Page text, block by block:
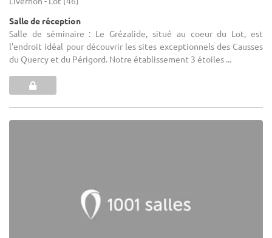
Salle de réception
Salle de séminaire : Le Grézalide, situé au coeur du Lot, est
l'endroit idéal pour découvrir les sites exceptionnels des Causses
du Quercy et du Périgord. Notre établissement 3 étoiles ...